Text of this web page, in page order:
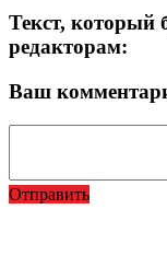
Текст, который
редакторам:
Ваш
Отправить